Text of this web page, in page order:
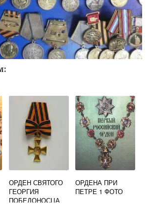
ОРДЕН СВЯТОГО
ГЕОРГИЯ
ПОБЕДОНОСЦА
ОРДЕНА ПРИ
ПЕТРЕ 1 ФОТО